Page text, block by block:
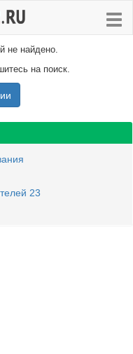
не найдено.
на поиск.
23